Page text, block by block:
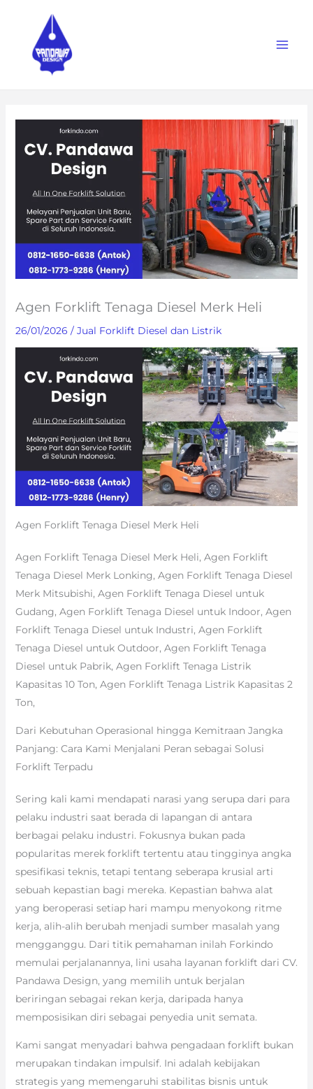
content
Agen Forklift Tenaga Diesel Merk Heli
26/01/2026 / Jual Forklift Diesel dan Listrik
Agen Forklift Tenaga Diesel Merk Heli
Agen Forklift Tenaga Diesel Merk Heli, Agen Forklift
Tenaga Diesel Merk Lonking, Agen Forklift Tenaga Diesel
Merk Mitsubishi, Agen Forklift Tenaga Diesel untuk
Gudang, Agen Forklift Tenaga Diesel untuk Indoor, Agen
Forklift Tenaga Diesel untuk Industri, Agen Forklift
Tenaga Diesel untuk Outdoor, Agen Forklift Tenaga
Diesel untuk Pabrik, Agen Forklift Tenaga Listrik
Kapasitas 10 Ton, Agen Forklift Tenaga Listrik Kapasitas 2
Ton,
Dari Kebutuhan Operasional hingga Kemitraan Jangka
Panjang: Cara Kami Menjalani Peran sebagai Solusi
Forklift Terpadu
Sering kali kami mendapati narasi yang serupa dari para
pelaku industri saat berada di lapangan di antara
berbagai pelaku industri. Fokusnya bukan pada
popularitas merek forklift tertentu atau tingginya angka
spesifikasi teknis, tetapi tentang seberapa krusial arti
sebuah kepastian bagi mereka. Kepastian bahwa alat
yang beroperasi setiap hari mampu menyokong ritme
kerja, alih-alih berubah menjadi sumber masalah yang
mengganggu. Dari titik pemahaman inilah Forkindo
memulai perjalanannya, lini usaha layanan forklift dari CV.
Pandawa Design, yang memilih untuk berjalan
beriringan sebagai rekan kerja, daripada hanya
memposisikan diri sebagai penyedia unit semata.
Kami sangat menyadari bahwa pengadaan forklift bukan
merupakan tindakan impulsif. Ini adalah kebijakan
strategis yang memengaruhi stabilitas bisnis untuk